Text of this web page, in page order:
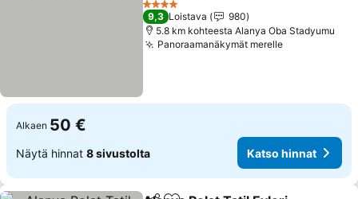
4 Tähtiluokitus
9,3 Loistava
980
5.8 km kohteesta Alanya Oba Stadyumu
Panoraamanäkymät merelleKatso hinnat
Alkaen 50 €
Näytä hinnat 8 sivustolta Katso hinnat